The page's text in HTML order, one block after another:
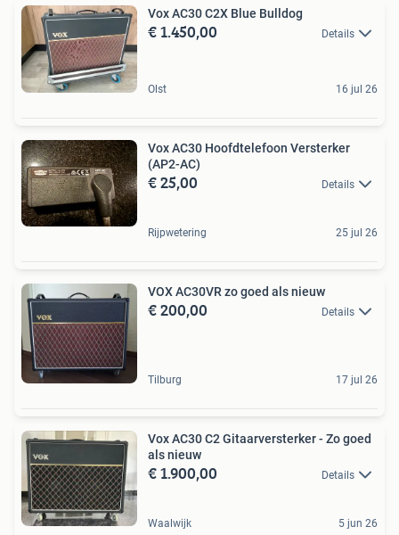
Vox AC30 C2X Blue Bulldog
€ 1.450,00 Details
Olst 16 jul 26
Vox AC30 Hoofdtelefoon Versterker
(AP2-AC)
€ 25,00 Details
Rijpwetering 25 jul 26
VOX AC30VR zo goed als nieuw
€ 200,00 Details
Tilburg 17 jul 26
Vox AC30 C2 Gitaarversterker - Zo goed
als nieuw
€ 1.900,00 Details
Waalwijk 5 jun 26